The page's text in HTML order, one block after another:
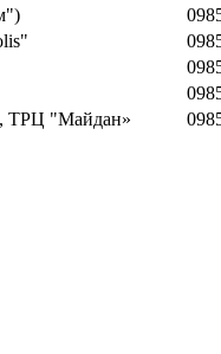
ТРЦ "Майдан»